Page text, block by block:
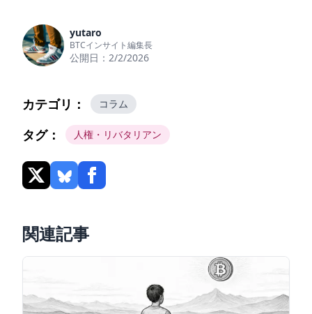
yutaro
BTCインサイト編集長
公開日： 2/2/2026
カテゴリ： コラム
タグ： 人権・リバタリアン
関連記事